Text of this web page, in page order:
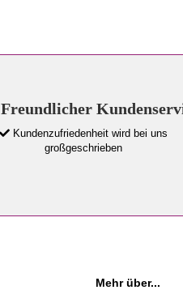
Freundlicher
Kundenzufriedenheit wird bei uns
großgeschrieben
Mehr über...